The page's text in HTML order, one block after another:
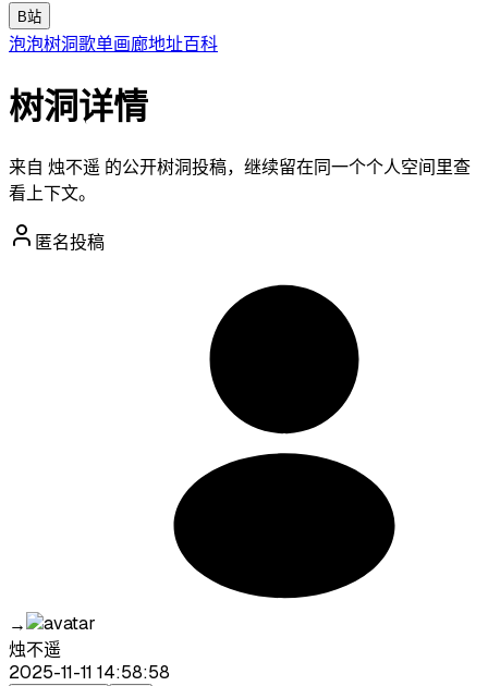
B站
泡泡树洞歌单画廊地址百科
树洞详情
来自 烛不遥 的公开树洞投稿，继续留在同一个个人空间里查
看上下文。
匿名投稿
→
烛不遥
2025-11-11 14:58:58